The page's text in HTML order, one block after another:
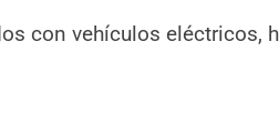
con vehículos eléctricos,